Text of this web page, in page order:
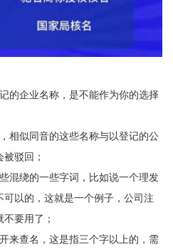
的企业名称，是不能作为你的选择
相似同音的这些名称与以登记的公
驳回；
混绕的一些字词，比如说一个理发
以的，这就是一个例子，公司注
要用了；
来查名，这是指三个字以上的，需